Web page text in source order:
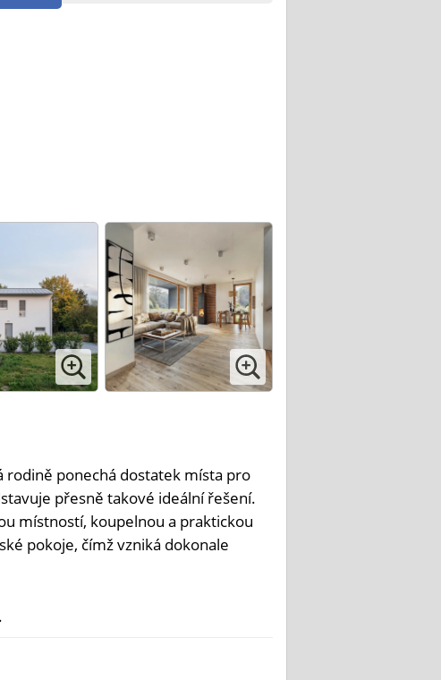
ponechá dostatek místa pro
přesně takové ideální řešení.
místností, koupelnou a praktickou
pokoje, čímž vzniká dokonale